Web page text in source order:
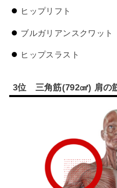
ヒップリフト
ブルガリアンスクワット
ヒップスラスト
3位 三角筋(792㎤) 肩の